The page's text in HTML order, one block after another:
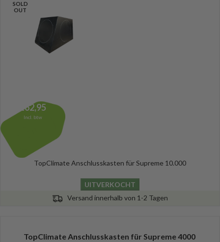
SOLD
OUT
162,95
Incl. btw
TopClimate Anschlusskasten für Supreme 10.000
UITVERKOCHT
Versand innerhalb von 1-2 Tagen
TopClimate Anschlusskasten für Supreme 4000